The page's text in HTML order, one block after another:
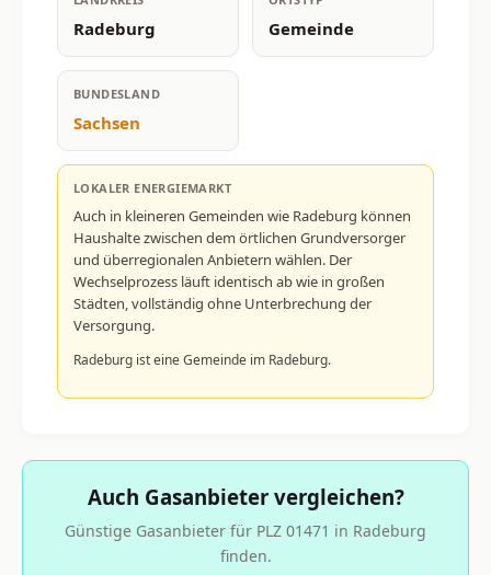
Radeburg Gemeinde
BUNDESLAND
Sachsen
LOKALER ENERGIEMARKT
Auch in kleineren Gemeinden wie Radeburg können
Haushalte zwischen dem örtlichen Grundversorger
und überregionalen Anbietern wählen. Der
Wechselprozess läuft identisch ab wie in großen
Städten, vollständig ohne Unterbrechung der
Versorgung.
Radeburg ist eine Gemeinde im Radeburg.
Auch Gasanbieter vergleichen?
Günstige Gasanbieter für PLZ 01471 in Radeburg
finden.